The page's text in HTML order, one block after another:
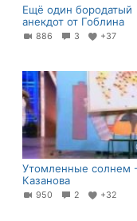
Ещё один бородатый
анекдот от Гоблина
886 3 +37
Утомленные солнем -
Казанова
950 2 +32